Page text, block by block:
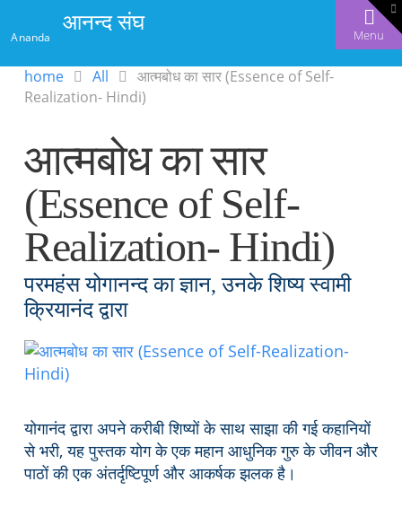
Ananda
आनन्द संघ
Menu
home All
आत्मबोध का सार (Essence of Self-
Realization- Hindi)
आत्मबोध का सार
(Essence of Self-
Realization- Hindi)
परमहंस योगानन्द का ज्ञान, उनके शिष्य स्वामी
क्रियानंद द्वारा
योगानंद द्वारा अपने करीबी शिष्यों के साथ साझा की गई कहानियों
से भरी, यह पुस्तक योग के एक महान आधुनिक गुरु के जीवन और
पाठों की एक अंतर्दृष्टिपूर्ण और आकर्षक झलक है।